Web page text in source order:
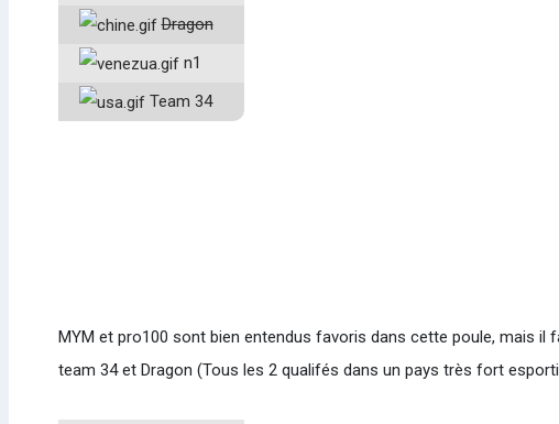
Dragon
n1
Team 34
MYM et pro100 sont bien entendus favoris dans cette poule, mais
team 34 et Dragon (Tous les 2 qualifés dans un pays très fort